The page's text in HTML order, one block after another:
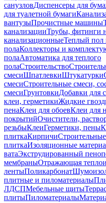
санузловДиспенсеры для
для туалетной бумаги
вантузыПрочистные машины
канализацииТрубы, фитинги
канализационныеТеплый пол
полаКоллекторы и
полаАвтоматика для теплого
полаСтроительство
смесиШпатлевкиШтукатурки
смесиСтроительные смеси,
смесиГрунтовкиДобавки для
клеи, герметикиЖидкие
пенаКлеи для обоевКлеи для
покрытийОчистители,
резьбыКлеиГерметики, пены
плиткаКирпичи
плиткаИзоляционные
ватаЭкструдированный
мембраныОтражающая
лентыПоликарбонат
плитные и пиломатериалы
ЛДСПМебельные щиты
плитыПиломатериалы